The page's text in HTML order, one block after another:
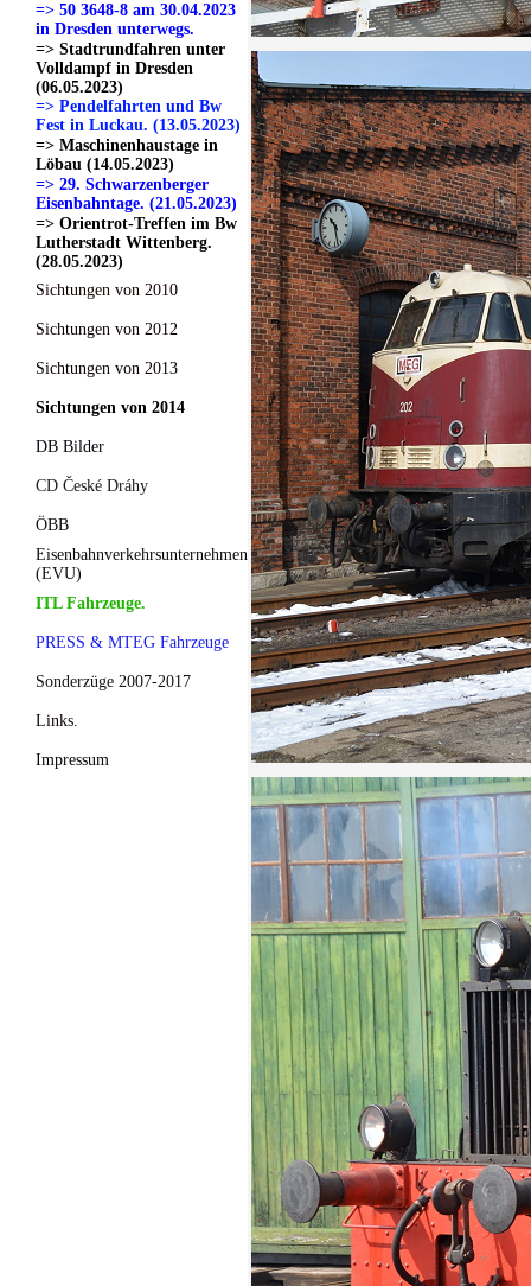
=> 50 3648-8 am 30.04.2023
in Dresden unterwegs.
=> Stadtrundfahren unter
Volldampf in Dresden
(06.05.2023)
=> Pendelfahrten und Bw
Fest in Luckau. (13.05.2023)
=> Maschinenhaustage in
Löbau (14.05.2023)
=> 29. Schwarzenberger
Eisenbahntage. (21.05.2023)
=> Orientrot-Treffen im Bw
Lutherstadt Wittenberg.
(28.05.2023)
Sichtungen von 2010
Sichtungen von 2012
Sichtungen von 2013
Sichtungen von 2014
DB Bilder
CD České Dráhy
ÖBB
Eisenbahnverkehrsunternehmen
(EVU)
ITL Fahrzeuge.
PRESS & MTEG Fahrzeuge
Sonderzüge 2007-2017
Links.
Impressum